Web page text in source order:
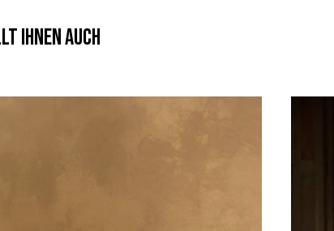
Ihnen auch